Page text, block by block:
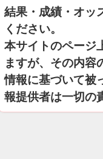
結果・成績・オッ
ください。
本サイトのページ
ますが、その内容
情報に基づいて被
報提供者は一切の